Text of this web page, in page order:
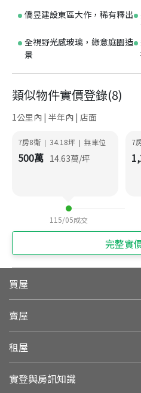
僑昱建設東區大作，稀有釋出
全視野光感玻璃，綠意庭園造
景
類似物件實價登錄(8)
1公里內 | 半年內 | 店面
7房8衛 | 34.18坪 | 無車位
500萬 14.63萬/坪
115/05成交
7
完整實
買屋
賣屋
租屋
實登與房訊知識